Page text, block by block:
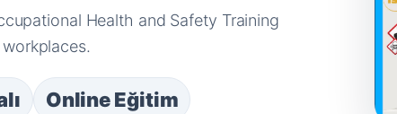
Health and Safety Training
Online Eğitim